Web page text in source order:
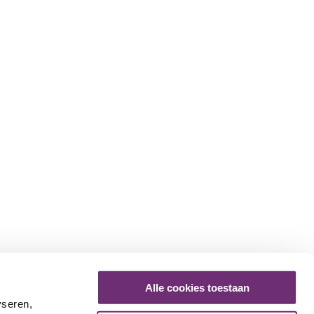
Alle cookies toestaan
Contact